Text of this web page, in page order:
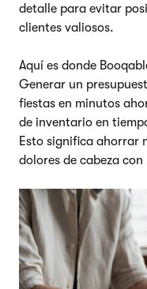
detalle para evitar
clientes valiosos.
Aquí es donde
Generar un
fiestas en minutos
de inventario en
Esto significa ahorrar
dolores de cabeza